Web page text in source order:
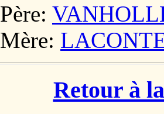
Père:
Mère:
Retour à